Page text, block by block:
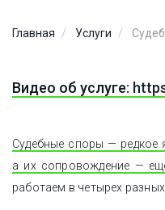
Главная Услуги
Видео об услуге:
Судебные споры — редкое
а их сопровождение —
работаем в четырех